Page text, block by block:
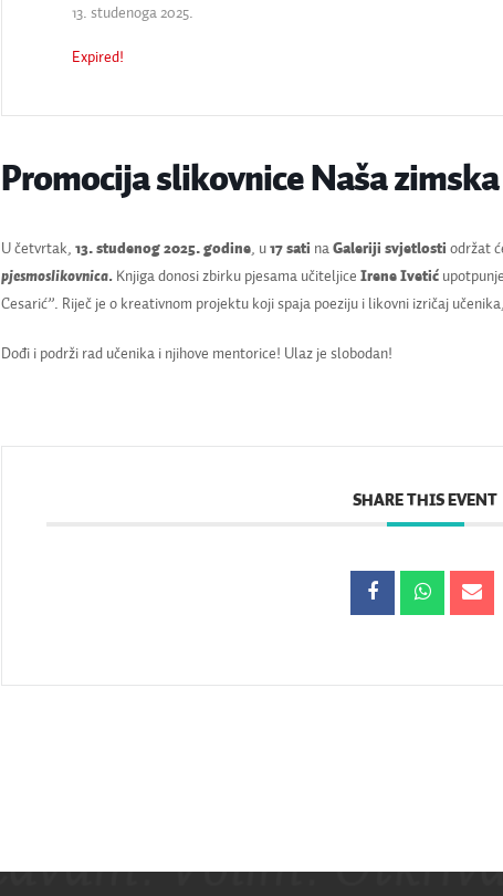
13. studenoga 2025.
Expired!
Promocija slikovnice Naša
U četvrtak,13. studenog 2025. godine , u17 sati naGaleriji svjetlosti održat
pjesmoslikovnica. Knjiga donosi zbirku pjesama učiteljiceIrene Ivetić
Cesarić”. Riječ je o kreativnom projektu koji spaja poeziju i likovni izričaj
Dođi i podrži rad učenika i njihove mentorice! Ulaz je slobodan!
SHARE THIS EVENT